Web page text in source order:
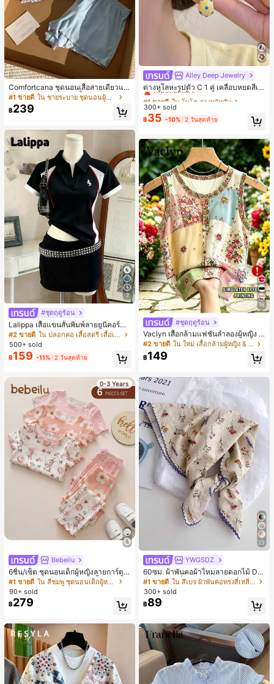
Comfortcana ชุดนอนเสื้อสายเดี่ยวแต่
งระบายและกางเกงขาสั้นสำหรับผู้หญิง
#1 ขายดี ใน ชายระบาย ชุดนอนผู้หญิง
฿239
7
#ชุดฤดูร้อน
Lalippa เสื้อแขนสั้นพิมพ์ลายยูนิคอร์นล
ายทางสีตัดกันสำหรับผู้หญิง สไตล์วิทย
าลัย
#2 ขายดี
ใน ปลอกคอ เสื้อสตรี เสื้อเบลาส์ & Tee
500+ sold
฿159 -11% 2 วันสุดท้าย
0-3 Years
Bebeilu
6ชิ้น/เซ็ต ชุดนอนเด็กผู้หญิงลายการ์ตูน
หมีและดอกไม้ คอกลม แขนสั้น กางเกง
ขาสั้น ขอบระบาย สวมใส่สบาย
#1 ขายดี
ใน สีชมพู ชุดนอนเด็กผู้หญิง
90+ sold
฿279
Alley Deep Jewelry
ต่างหูโลหะรูปตัว C 1 คู่ เคลือบหยดสีเห
ลือง ลายจุดสีน้ำเงิน สไตล์ยุโรปและอเม
ริกัน แฟชั่นส่วนตัว หวานและสง่างาม
สำหรับผู้หญิงและเด็กหญิง สำหรับการเ
ดินทาง งานแต่งงาน ปาร์ตี้ วันเกิด ของ
#1 ขายดี ใน โบโฮ ต่างหูผู้หญิง
เกือบหมดแล้ว!
#1 ขายดี ใน โบโฮ ต่างหูผู้หญิง
เกือบหมดแล้ว!
#1 ขายดี ใน โบโฮ ต่างหูผู้หญิง
เกือบหมดแล้ว!
#1 ขายดี ใน โบโฮ ต่างหูผู้หญิง
300+ sold
฿35 -10% 2 วันสุดท้าย
16
#ชุดฤดูร้อน
Vaclyn เสื้อกล้ามแฟชั่นลำลองผู้หญิง ล
ายแพตช์เวิร์ก แขนกุด คอกลม ติดกระดุ
ม
#2 ขายดี ใน ใหม่ เสื้อกล้ามผู้หญิง & Camis
฿149
23
YWGSDZ
60ซม. ผ้าพันคอผ้าไหมลายดอกไม้ Dit
sy สีเบจ, เครื่องประดับใหม่สำหรับผู้หญิ
งฤดูใบไม้ผลิ/ฤดูใบไม้ร่วง, ผ้าพันคอผืน
บางอเนกประสงค์หรูหรา
#1 ขายดี
ใน สีเบจ ผ้าพันคอทรงสี่เหลี่ยมและผ้าพันคอสำหรับผู้
300+ sold
฿89